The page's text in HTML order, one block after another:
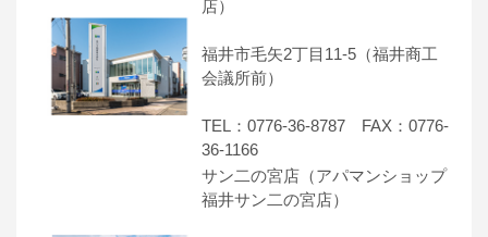
店）
福井市毛矢2丁目11-5（福井商工
会議所前）
TEL：0776-36-8787 FAX：0776-
36-1166
サン二の宮店（アパマンショップ
福井サン二の宮店）